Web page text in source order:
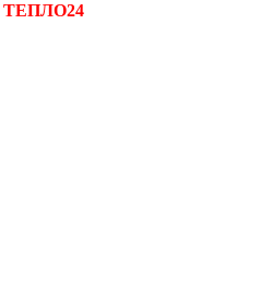
ТЕПЛО24